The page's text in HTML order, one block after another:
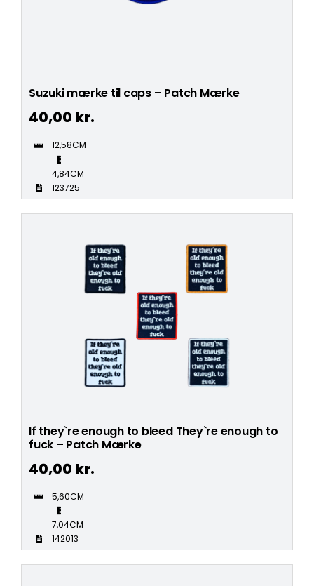
Suzuki mærke til caps – Patch Mærke
40,00 kr.
12,58CM
4,84CM
123725
If they`re enough to bleed They`re enough to
fuck – Patch Mærke
40,00 kr.
5,60CM
7,04CM
142013